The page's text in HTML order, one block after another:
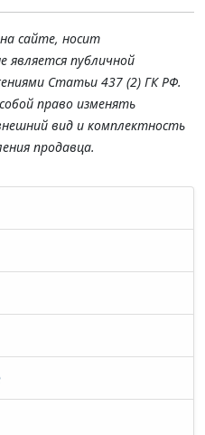
сайте, носит
является публичной
Статьи 437 (2) ГК РФ.
право изменять
вид и комплектность
продавца.